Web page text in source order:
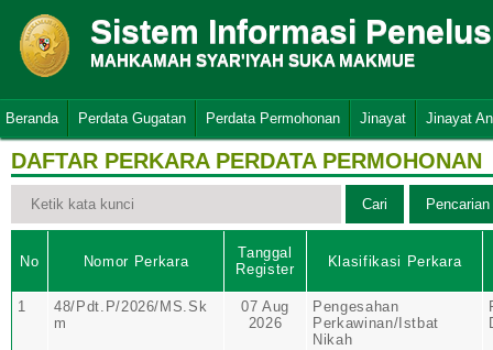
Sistem Informasi
MAHKAMAH SYAR'IYAH SUKA MAKMUE
Beranda Perdata Gugatan Perdata Permohonan Jinayat Jinayat
DAFTAR PERKARA PERDATA PERMOHONAN
No Nomor Perkara
Tanggal
Register
Klasifikasi Perkara
1
48/Pdt.P/2026/MS.Sk
m
07 Aug
2026
Pengesahan
Perkawinan/Istbat
Nikah